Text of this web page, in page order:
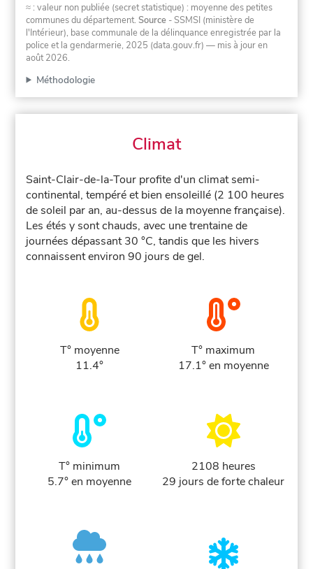
≈ : valeur non publiée (secret statistique) : moyenne des petites
communes du département.Source - SSMSI (ministère de
l'Intérieur), base communale de la délinquance enregistrée par la
police et la gendarmerie, 2025 (data.gouv.fr) — mis à jour en
août 2026.
Méthodologie
Climat
Saint-Clair-de-la-Tour profite d'un climat semi-
continental, tempéré et bien ensoleillé (2 100 heures
de soleil par an, au-dessus de la moyenne française).
Les étés y sont chauds, avec une trentaine de
journées dépassant 30 °C, tandis que les hivers
connaissent environ 90 jours de gel.
T° moyenne
11.4°
T° maximum
17.1° en moyenne
T° minimum
5.7° en moyenne
2108 heures
29 jours de forte chaleur